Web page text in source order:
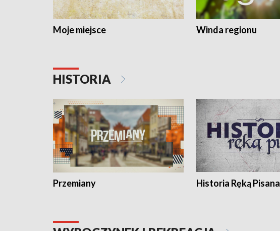
Moje miejsce Winda regionu
HISTORIA
Przemiany Historia Ręką Pisana